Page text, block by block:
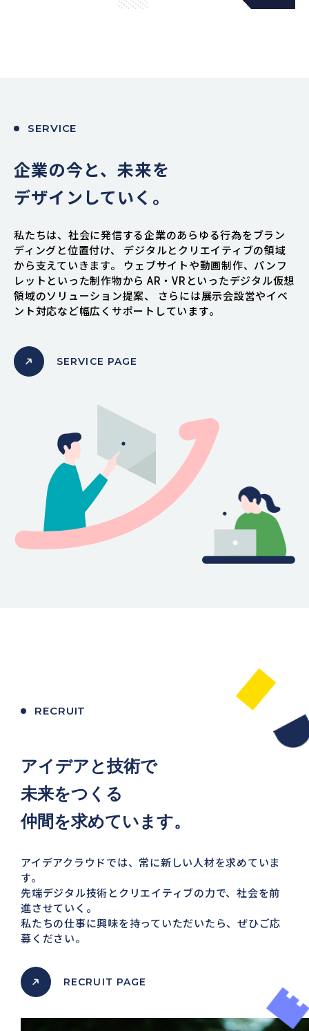
SERVICE
企業の今と、未来を
デザインしていく。
私たちは、社会に発信する企業のあらゆる行為をブラン
ディングと位置付け、
デジタルとクリエイティブの領域
から支えていきます。
ウェブサイトや動画制作、パンフ
レットといった制作物から AR・VRといったデジタル仮想
領域のソリューション提案、
さらには展示会設営やイベ
ント対応など幅広くサポートしています。
SERVICE PAGE
RECRUIT
アイデアと技術で
未来をつくる
仲間を求めています。
アイデアクラウドでは、常に新しい人材を求めていま
す。
先端デジタル技術とクリエイティブの力で、社会を前
進させていく。
私たちの仕事に興味を持っていただいたら、ぜひご応
募ください。
RECRUIT PAGE